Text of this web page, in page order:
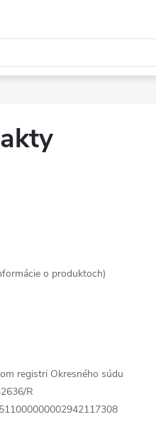
o produktoch)
registri Okresného súdu
R